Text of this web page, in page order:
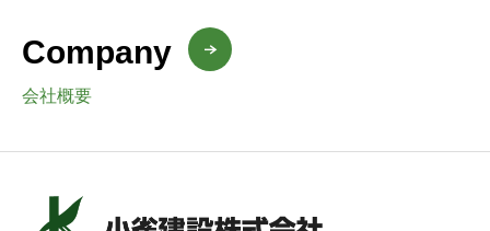
Company
会社概要